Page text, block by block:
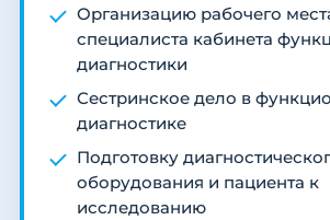
Организацию рабочего
специалиста кабинета
диагностики
Сестринское дело в
диагностике
Подготовку
оборудования и пациента к
исследованию